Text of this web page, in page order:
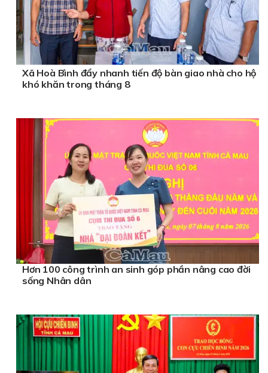
Xã Hoà Bình đẩy nhanh tiến độ bàn giao nhà cho hộ
khó khăn trong tháng 8
Hơn 100 công trình an sinh góp phần nâng cao đời
sống Nhân dân